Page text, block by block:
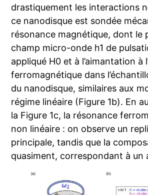
drastiquement les interactions
ce nanodisque est sondée
résonance magnétique, dont le
champ micro-onde h1 de
appliqué H0 et à l’aimantation à
ferromagnétique dans
du nanodisque, similaires aux
régime linéaire (Figure 1b). En
la Figure 1c, la résonance
non linéaire : on observe un
principale, tandis que la
quasiment, correspondant à un